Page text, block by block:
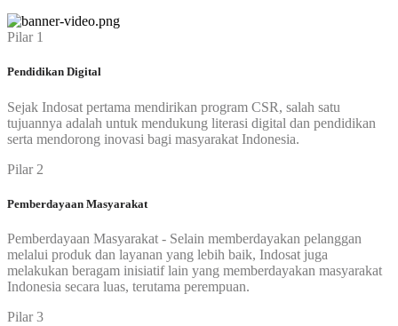
Pilar 1
Pendidikan Digital
Sejak Indosat pertama mendirikan program CSR, salah satu
tujuannya adalah untuk mendukung literasi digital dan pendidikan
serta mendorong inovasi bagi masyarakat Indonesia.
Pilar 2
Pemberdayaan Masyarakat
Pemberdayaan Masyarakat - Selain memberdayakan pelanggan
melalui produk dan layanan yang lebih baik, Indosat juga
melakukan beragam inisiatif lain yang memberdayakan masyarakat
Indonesia secara luas, terutama perempuan.
Pilar 3